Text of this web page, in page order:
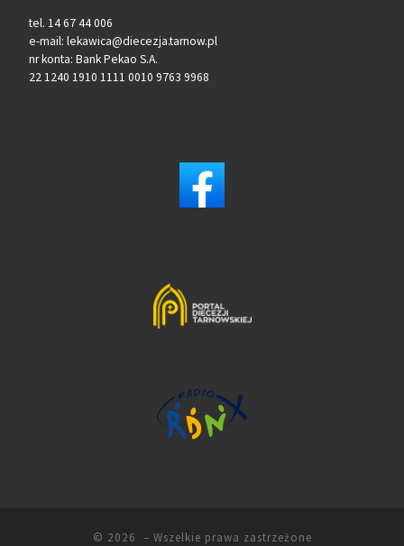
tel. 14 67 44 006
e-mail: lekawica@diecezja.tarnow.pl
nr konta: Bank Pekao S.A.
22 1240 1910 1111 0010 9763 9968
© 2026 – Wszelkie prawa zastrzeżone